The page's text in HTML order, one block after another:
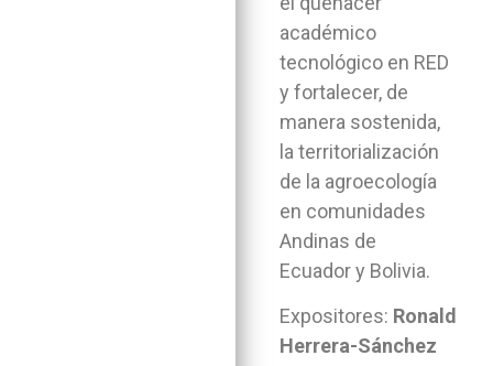
académico
tecnológico en RED
y fortalecer, de
manera sostenida,
la territorialización
de la agroecología
en comunidades
Andinas de
Ecuador y Bolivia.
Expositores: Ronald
Herrera-Sánchez